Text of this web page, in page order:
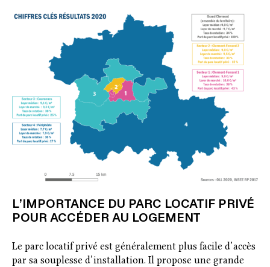
L’IMPORTANCE DU PARC LOCATIF PRIVÉ
POUR ACCÉDER AU LOGEMENT
Le parc locatif privé est généralement plus facile d’accès
par sa souplesse d’installation. Il propose une grande